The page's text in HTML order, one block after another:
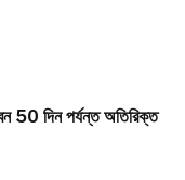
50 দিন পর্যন্ত অতিরিক্ত